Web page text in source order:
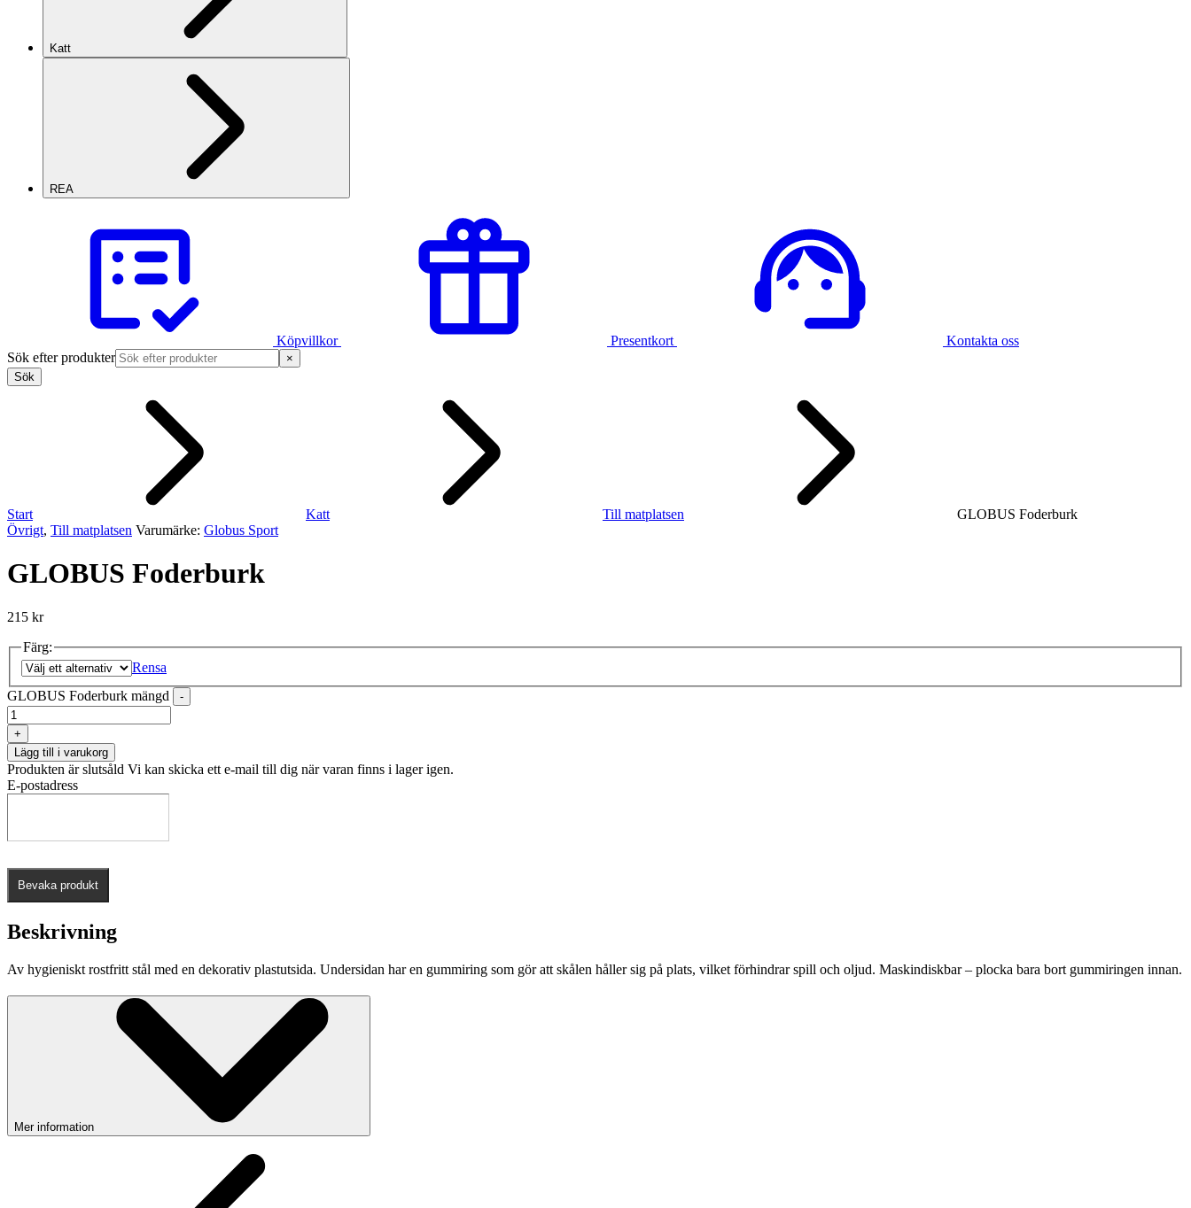
Katt
REA
Köpvillkor Presentkort
Kontakta oss
Sök efter produkter
×
Sök
Start Katt Till matplatsen
GLOBUS Foderburk
Övrigt, Till matplatsen Varumärke: Globus Sport
GLOBUS Foderburk
215 kr
Färg:
Rensa
GLOBUS Foderburk mängd
-
+
Lägg till i varukorg
Produkten är slutsåld Vi kan skicka ett e-mail till dig när varan finns i lager igen.
E-postadress
Bevaka produkt
Beskrivning
Av hygieniskt rostfritt stål med en dekorativ plastutsida. Undersidan har en gummiring som gör att skålen håller sig på plats, vilket förhindrar spill och oljud. Maskindiskbar – plocka bara bort gummiringen innan.
Mer information